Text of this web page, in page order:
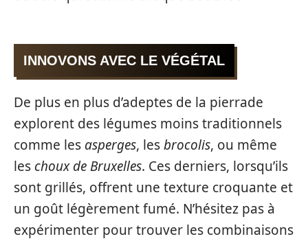
INNOVONS AVEC LE VÉGÉTAL
De plus en plus d’adeptes de la pierrade
explorent des légumes moins traditionnels
comme les asperges, lesbrocolis, ou même
les choux de Bruxelles. Ces derniers, lorsqu’ils
sont grillés, offrent une texture croquante et
un goût légèrement fumé. N’hésitez pas à
expérimenter pour trouver les combinaisons